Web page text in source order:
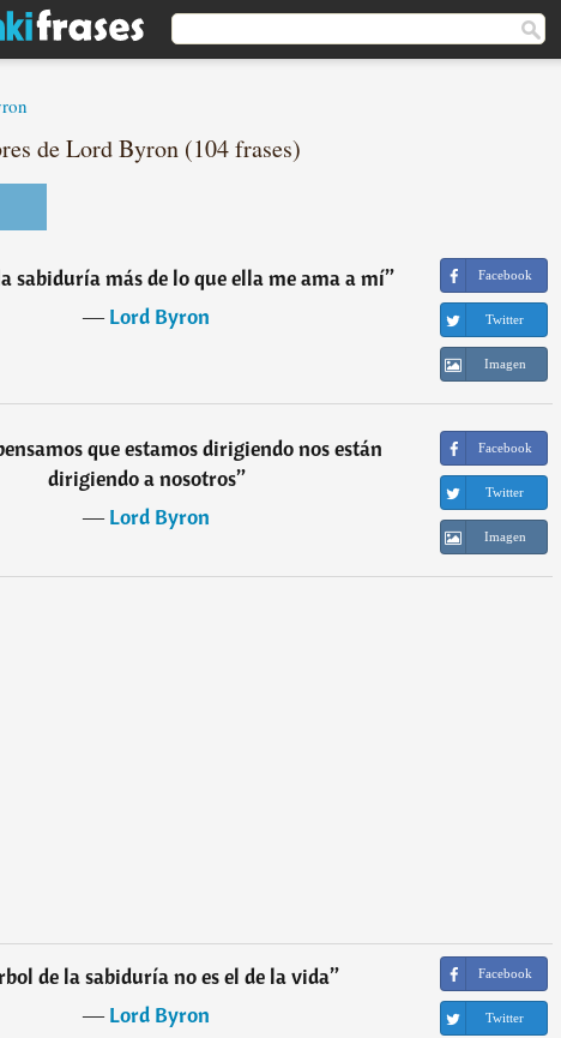
de Lord Byron (104 frases)
sabiduría más de lo que ella me ama a mí”
―Lord Byron
Facebook
Twitter
Imagen
que estamos dirigiendo nos están
dirigiendo a nosotros”
―Lord Byron
Facebook
Twitter
Imagen
de la sabiduría no es el de la vida”
―Lord Byron
Facebook
Twitter